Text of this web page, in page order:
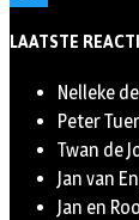
LAATSTE
Nelleke
Peter
Twan de
Jan van
Jan en